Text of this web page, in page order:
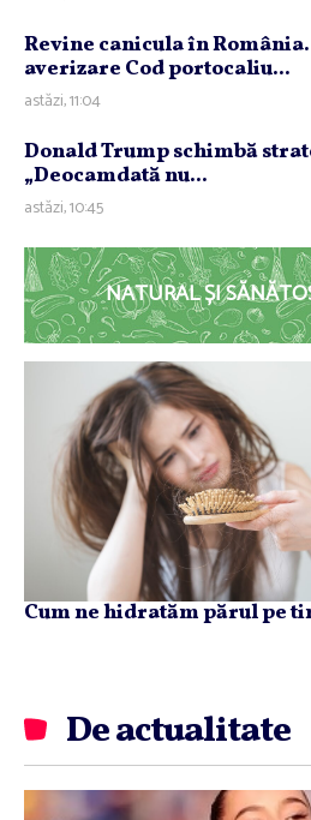
Revine canicula în România.
averizare Cod portocaliu...
astăzi, 11:04
Donald Trump schimbă
„Deocamdată nu...
astăzi, 10:45
NATURAL ȘI
Cum ne hidratăm părul pe
De actualitate